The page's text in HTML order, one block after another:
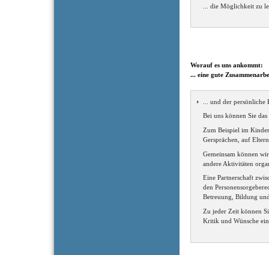
... die Möglichkeit zu
Worauf es uns ankommt:
... eine gute
... und der
Bei uns können Sie
Zum Beispiel im
Gersprächen, auf
Gemeinsam können
andere Aktivitäten
Eine Partnerschaft
den
Betreuung, Bildung
Zu jeder Zeit können
Kritik und Wünsche